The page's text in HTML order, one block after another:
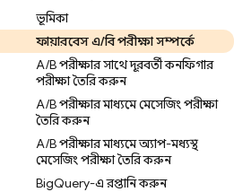
ভূমিকা
ফায়ারবেস এ/বি পরীক্ষা সম্পর্কে
A/B পরীক্ষার সাথে দূরবর্তী কনফিগার
পরীক্ষা তৈরি করুন
A/B পরীক্ষার মাধ্যমে মেসেজিং পরীক্ষা
তৈরি করুন
A/B পরীক্ষার মাধ্যমে অ্যাপ-মধ্যস্থ
মেসেজিং পরীক্ষা তৈরি করুন
BigQuery-এ রপ্তানি করুন